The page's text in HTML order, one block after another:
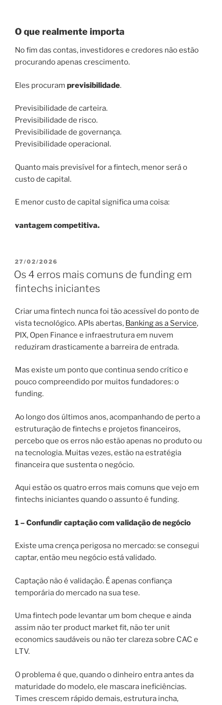
O que realmente importa
No fim das contas, investidores e credores não estão
procurando apenas crescimento.
Eles procuram previsibilidade.
Previsibilidade de carteira.
Previsibilidade de risco.
Previsibilidade de governança.
Previsibilidade operacional.
Quanto mais previsível for a fintech, menor será o
custo de capital.
E menor custo de capital significa uma coisa:
vantagem competitiva.
PUBLICADO
EM
27/02/2026
Os 4 erros mais comuns de funding em
fintechs iniciantes
Criar uma fintech nunca foi tão acessível do ponto de
vista tecnológico. APIs abertas, Banking as a Service,
PIX, Open Finance e infraestrutura em nuvem
reduziram drasticamente a barreira de entrada.
Mas existe um ponto que continua sendo crítico e
pouco compreendido por muitos fundadores: o
funding.
Ao longo dos últimos anos, acompanhando de perto a
estruturação de fintechs e projetos financeiros,
percebo que os erros não estão apenas no produto ou
na tecnologia. Muitas vezes, estão na estratégia
financeira que sustenta o negócio.
Aqui estão os quatro erros mais comuns que vejo em
fintechs iniciantes quando o assunto é funding.
1 – Confundir captação com validação de negócio
Existe uma crença perigosa no mercado: se consegui
captar, então meu negócio está validado.
Captação não é validação. É apenas confiança
temporária do mercado na sua tese.
Uma fintech pode levantar um bom cheque e ainda
assim não ter product market fit, não ter unit
economics saudáveis ou não ter clareza sobre CAC e
LTV.
O problema é que, quando o dinheiro entra antes da
maturidade do modelo, ele mascara ineficiências.
Times crescem rápido demais, estrutura incha,